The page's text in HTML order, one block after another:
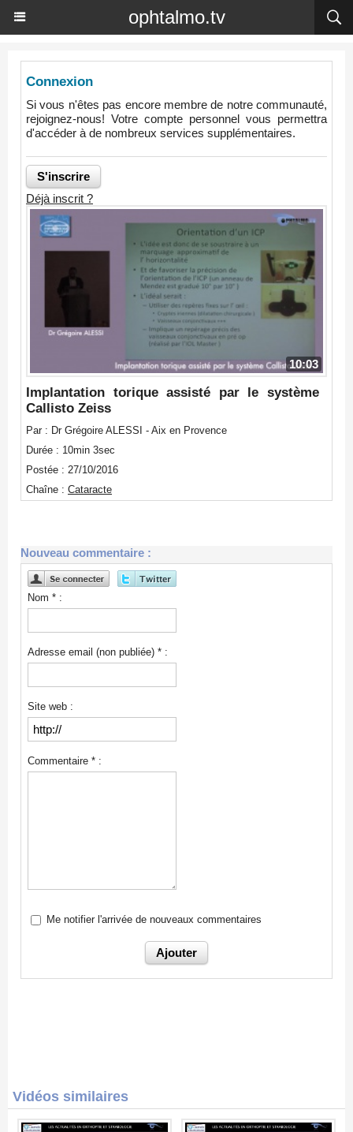
ophtalmo.tv
Vidéos similaires
Connexion
Si vous n'êtes pas encore membre de notre communauté,
rejoignez-nous! Votre compte personnel vous permettra
d'accéder à de nombreux services supplémentaires.
Déjà inscrit ?
10:03
Implantation torique assisté par le système
Callisto Zeiss
Par : Dr Grégoire ALESSI - Aix en Provence
Durée : 10min 3sec
Postée : 27/10/2016
Chaîne : Cataracte
Nouveau commentaire :
Nom * :
Adresse email (non publiée) * :
Site web :
Commentaire * :
Me notifier l'arrivée de nouveaux commentaires